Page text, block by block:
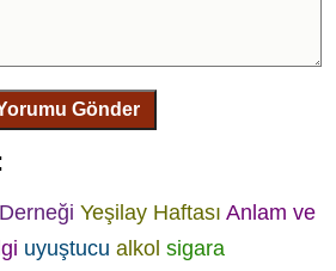
Gönder
Yeşilay Haftası Anlam ve
uyuştucu alkol sigara